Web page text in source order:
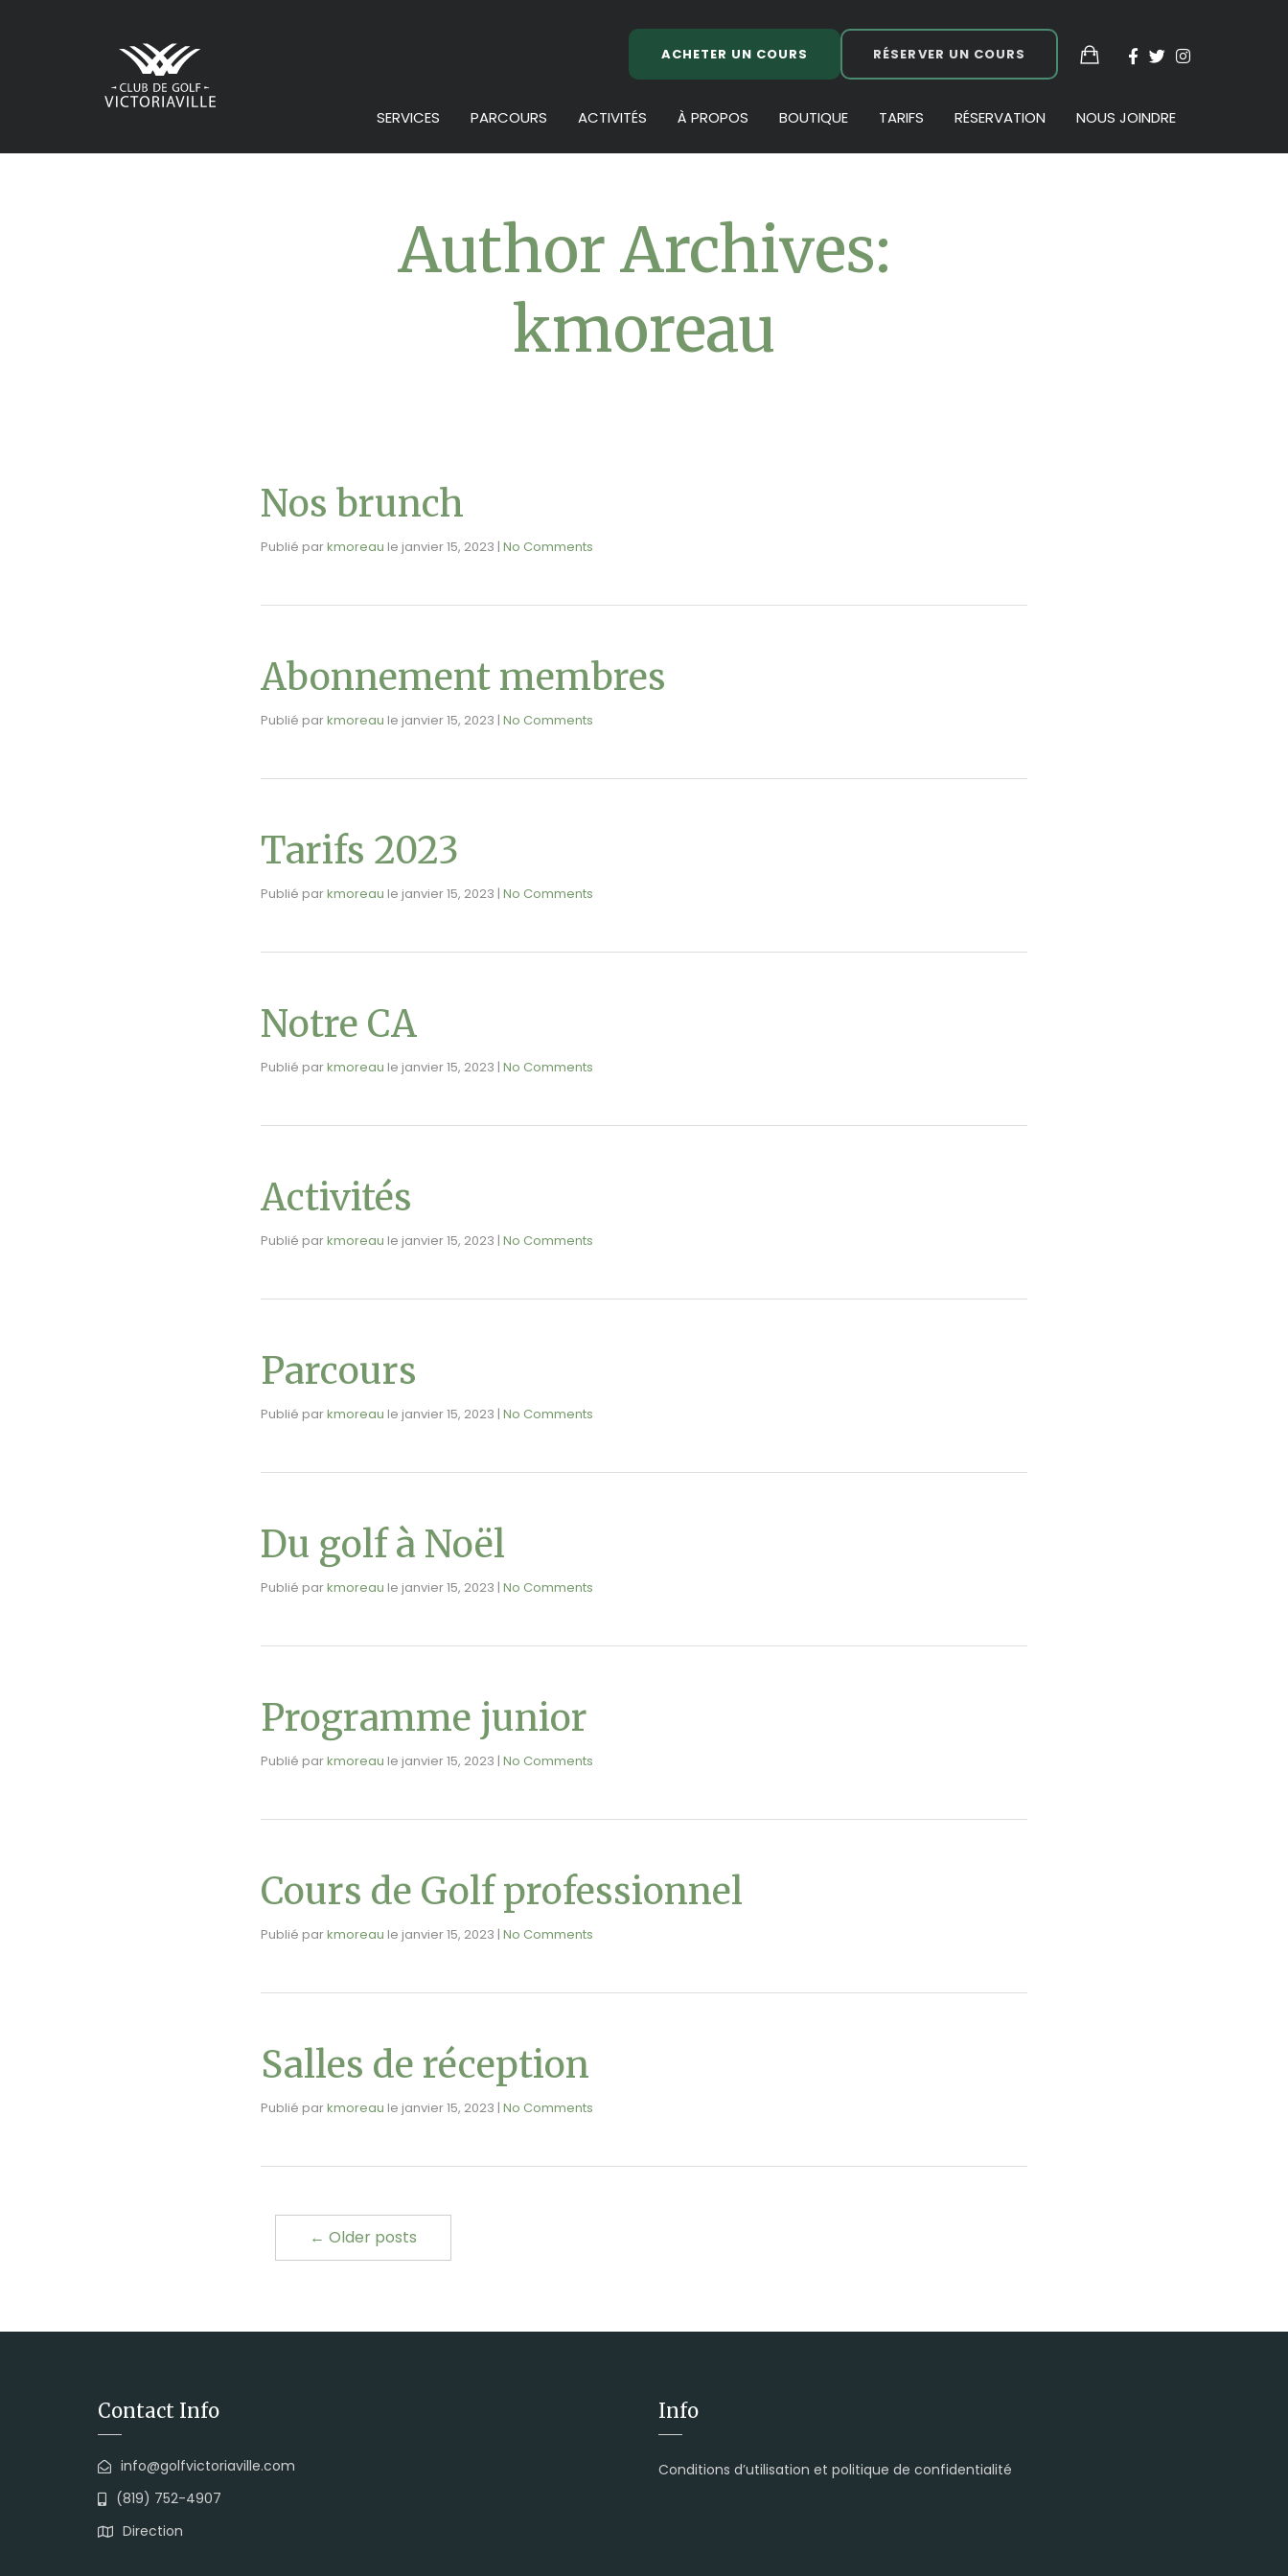
ACHETER UN COURS RÉSERVER UN COURS
SERVICES PARCOURS ACTIVITÉS À PROPOS BOUTIQUE TARIFS RÉSERVATION NOUS JOINDRE
Author Archives:
kmoreau
Nos brunch
Publié parkmoreau le janvier 15, 2023 | No Comments
Abonnement membres
Publié parkmoreau le janvier 15, 2023 | No Comments
Tarifs 2023
Publié parkmoreau le janvier 15, 2023 | No Comments
Notre CA
Publié parkmoreau le janvier 15, 2023 | No Comments
Activités
Publié parkmoreau le janvier 15, 2023 | No Comments
Parcours
Publié parkmoreau le janvier 15, 2023 | No Comments
Du golf à Noël
Publié parkmoreau le janvier 15, 2023 | No Comments
Programme junior
Publié parkmoreau le janvier 15, 2023 | No Comments
Cours de Golf professionnel
Publié parkmoreau le janvier 15, 2023 | No Comments
Salles de réception
Publié parkmoreau le janvier 15, 2023 | No Comments
← Older posts
Contact Info
info@golfvictoriaville.com
(819) 752-4907
Direction
Info
Conditions d’utilisation et politique de confidentialité